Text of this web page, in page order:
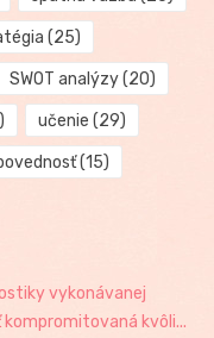
(25)
SWOT analýzy(20)
učenie (29)
(15)
vykonávanej
kvôli...